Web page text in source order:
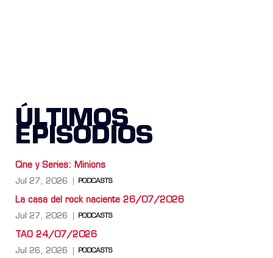
ÚLTIMOS
EPISODIOS
Cine y Series: Minions
Jul 27, 2026 PODCASTS
La casa del rock naciente 26/07/2026
Jul 27, 2026 PODCASTS
TAO 24/07/2026
Jul 26, 2026 PODCASTS